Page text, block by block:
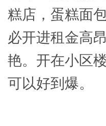
糕店，蛋糕面
必开进租金高
艳。开在小区
可以好到爆。